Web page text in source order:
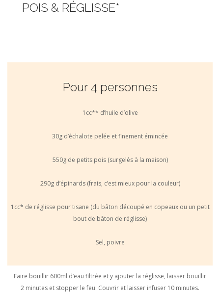
POIS & RÉGLISSE*
Pour 4 personnes
1cc** d’huile d’olive
30g d’échalote pelée et finement émincée
550g de petits pois (surgelés à la maison)
290g d’épinards (frais, c’est mieux pour la couleur)
1cc* de réglisse pour tisane (du bâton découpé en copeaux ou un petit
bout de bâton de réglisse)
Sel, poivre
Faire bouillir 600ml d’eau filtrée et y ajouter la réglisse, laisser bouillir
2 minutes et stopper le feu. Couvrir et laisser infuser 10 minutes.